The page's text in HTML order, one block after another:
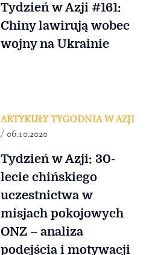
Tydzień w Azji #161:
Chiny lawirują wobec
wojny na Ukrainie
ARTYKUŁY TYGODNIA W AZJI
/ 06.10.2020
Tydzień w Azji: 30-
lecie chińskiego
uczestnictwa w
misjach pokojowych
ONZ – analiza
podejścia i motywacji